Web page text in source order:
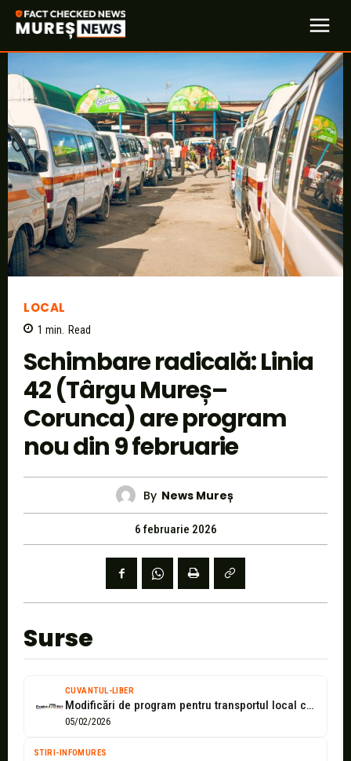
LOCAL
1 min. Read
Schimbare radicală: Linia
42 (Târgu Mureș–
Corunca) are program
nou din 9 februarie
By News Mureș
6 februarie 2026
Surse
CUVANTUL-LIBER
Modificări de program pentru transportul local către Corunca
05/02/2026
STIRI-INFOMURES